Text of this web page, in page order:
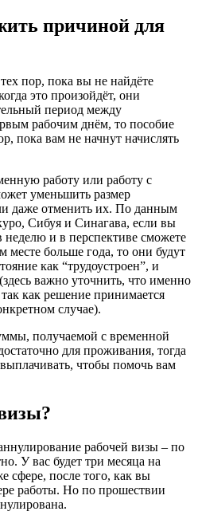
причиной для
пор, пока вы не найдёте
это произойдёт, они
период между
рабочим днём, то пособие
пока вам не начнут начислять
работу или работу с
уменьшить размер
даже отменить их. По данным
Сибуя и Синагава, если вы
неделю и в перспективе сможете
месте больше года, то они будут
как “трудоустроен”, и
важно уточнить, что именно
как решение принимается
случае).
получаемой с временной
для проживания, тогда
чтобы помочь вам
рабочей визы – по
У вас будет три месяца на
сфере, после того, как вы
работы. Но по прошествии